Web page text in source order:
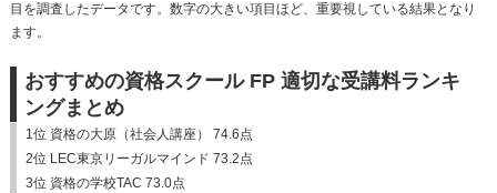
目を調査したデータです。数字の大きい項目ほど、重要視している結果となり
ます。
おすすめの資格スクール FP 適切な受講料ランキ
ングまとめ
1位 資格の大原（社会人講座） 74.6点
2位 LEC東京リーガルマインド 73.2点
3位 資格の学校TAC 73.0点